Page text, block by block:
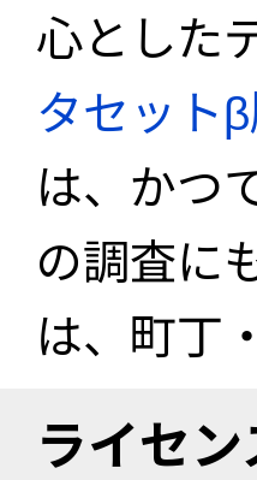
心とした
タセット
は、かつ
の調査に
は、町丁
ライセン